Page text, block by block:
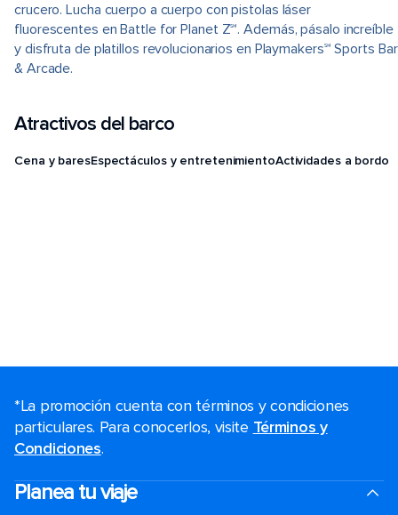
crucero. Lucha cuerpo a cuerpo con pistolas láser
fluorescentes en Battle for Planet Z℠. Además, pásalo increíble
y disfruta de platillos revolucionarios en Playmakers℠ Sports Bar
& Arcade.
Atractivos del barco
Cena y baresEspectáculos y entretenimientoActividades a bordo
*La promoción cuenta con términos y condiciones
particulares. Para conocerlos, visite Términos y
Condiciones.
Planea tu viaje